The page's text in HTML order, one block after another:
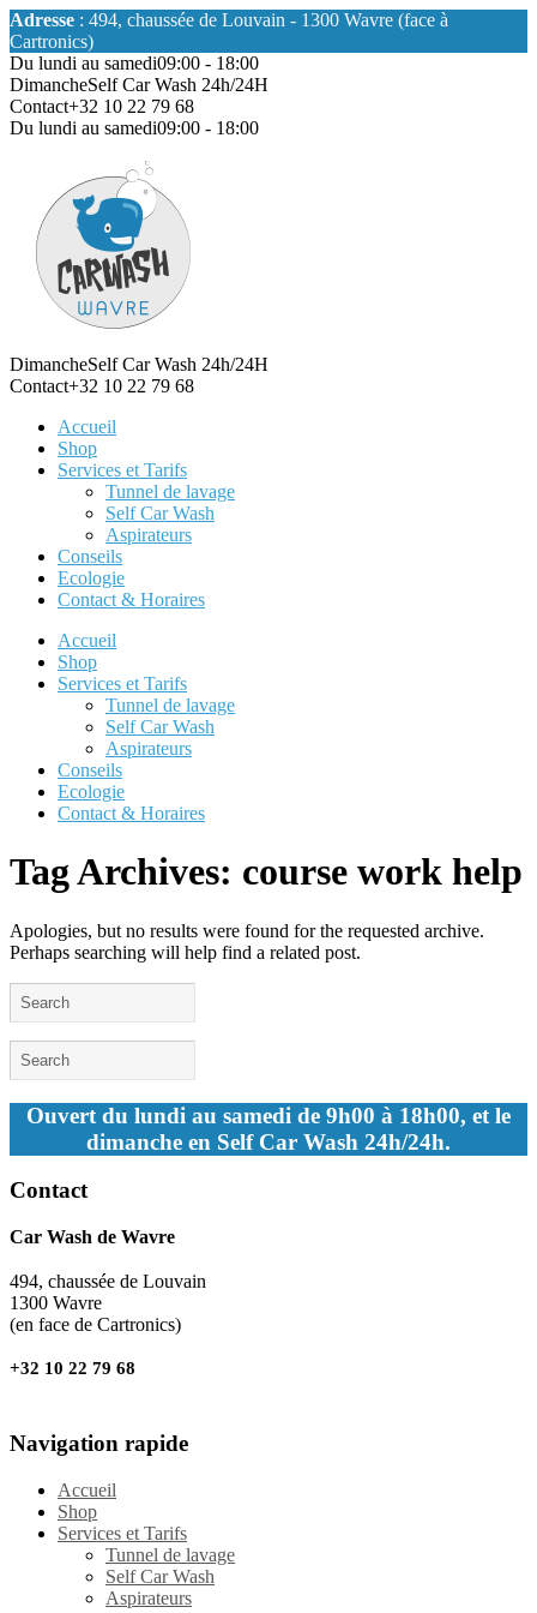
Adresse : 494, chaussée de Louvain - 1300 Wavre (face à
Cartronics)
Du lundi au samedi09:00 - 18:00
DimancheSelf Car Wash 24h/24H
Contact+32 10 22 79 68
Du lundi au samedi09:00 - 18:00
DimancheSelf Car Wash 24h/24H
Contact+32 10 22 79 68
Accueil
Shop
Services et Tarifs
Tunnel de lavage
Self Car Wash
Aspirateurs
Conseils
Ecologie
Contact & Horaires
Accueil
Shop
Services et Tarifs
Tunnel de lavage
Self Car Wash
Aspirateurs
Conseils
Ecologie
Contact & Horaires
Tag Archives: course work help
Apologies, but no results were found for the requested archive.
Perhaps searching will help find a related post.
Ouvert du lundi au samedi de 9h00 à 18h00, et le
dimanche en Self Car Wash 24h/24h.
Contact
Car Wash de Wavre
494, chaussée de Louvain
1300 Wavre
(en face de Cartronics)
+32 10 22 79 68
Navigation rapide
Accueil
Shop
Services et Tarifs
Tunnel de lavage
Self Car Wash
Aspirateurs